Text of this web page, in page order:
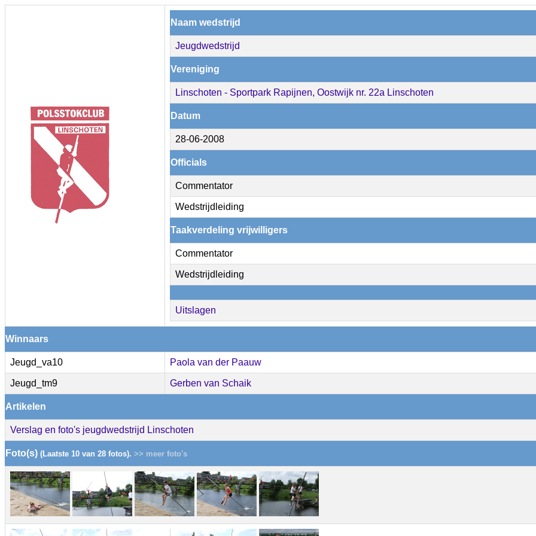
Naam wedstrijd
Jeugdwedstrijd
Vereniging
Linschoten - Sportpark Rapijnen, Oostwijk nr. 22a Linschoten
Datum
28-06-2008
Officials
Commentator
Wedstrijdleiding
Taakverdeling vrijwilligers
Commentator
Wedstrijdleiding
Uitslagen
Winnaars
Jeugd_va10 Paola van der Paauw
Jeugd_tm9 Gerben van Schaik
Artikelen
Verslag en foto's jeugdwedstrijd Linschoten
Foto(s) (Laatste 10 van 28 fotos). >> meer foto's